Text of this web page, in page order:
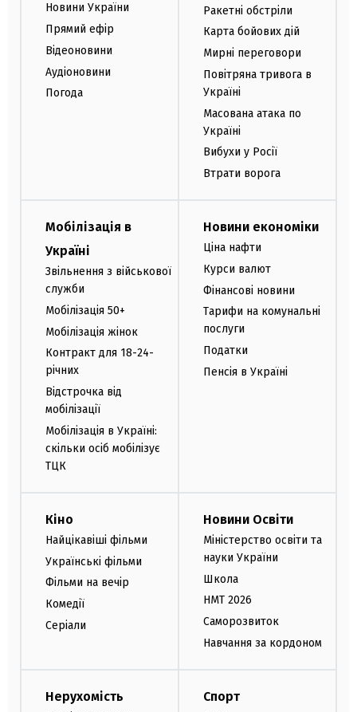
Новини України
Прямий ефір
Відеоновини
Аудіоновини
Погода
Ракетні обстріли
Карта бойових дій
Мирні переговори
Повітряна тривога в
Україні
Масована атака по
Україні
Вибухи у Росії
Втрати ворога
Мобілізація в
Україні
Звільнення з військової
служби
Мобілізація 50+
Мобілізація жінок
Контракт для 18-24-
річних
Відстрочка від
мобілізації
Мобілізація в Україні:
скільки осіб мобілізує
ТЦК
Новини економіки
Ціна нафти
Курси валют
Фінансові новини
Тарифи на комунальні
послуги
Податки
Пенсія в Україні
Кіно
Найцікавіші фільми
Українські фільми
Фільми на вечір
Комедії
Серіали
Новини Освіти
Міністерство освіти та
науки України
Школа
НМТ 2026
Саморозвиток
Навчання за кордоном
Нерухомість Спорт